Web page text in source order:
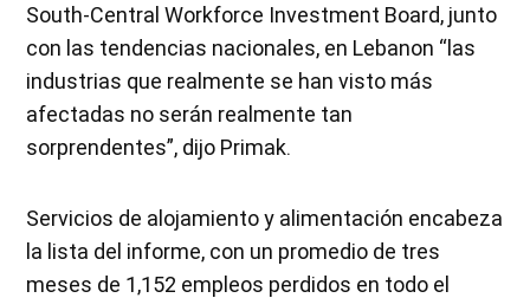
South-Central Workforce Investment Board, junto
con las tendencias nacionales, en Lebanon “las
industrias que realmente se han visto más
afectadas no serán realmente tan
sorprendentes”, dijo Primak.
Servicios de alojamiento y alimentación encabeza
la lista del informe, con un promedio de tres
meses de 1,152 empleos perdidos en todo el